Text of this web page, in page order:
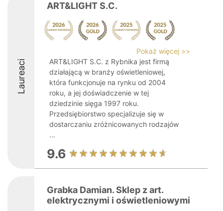
Laureaci
ART&LIGHT S.C.
Pokaż więcej >>
ART&LIGHT S.C. z Rybnika jest firmą
działającą w branży oświetleniowej,
która funkcjonuje na rynku od 2004
roku, a jej doświadczenie w tej
dziedzinie sięga 1997 roku.
Przedsiębiorstwo specjalizuje się w
dostarczaniu zróżnicowanych rodzajów
...
9.6
Grabka Damian. Sklep z art.
elektrycznymi i oświetleniowymi